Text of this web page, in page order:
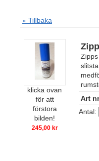
« Tillbaka
klicka ovan
för att
förstora
bilden!
245,00 kr
Art
Antal: